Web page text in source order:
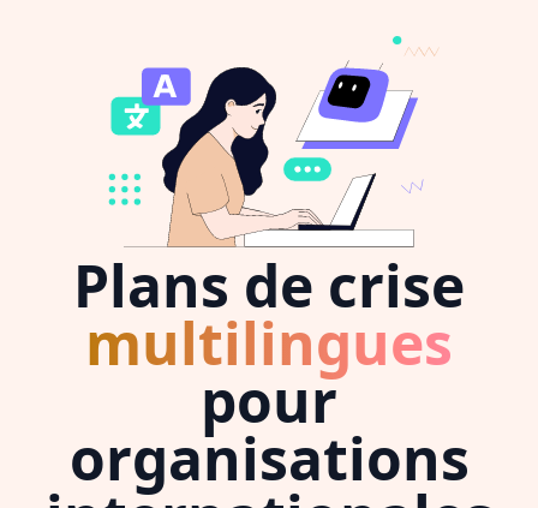
Plans de crise
multilingues
pour
organisations